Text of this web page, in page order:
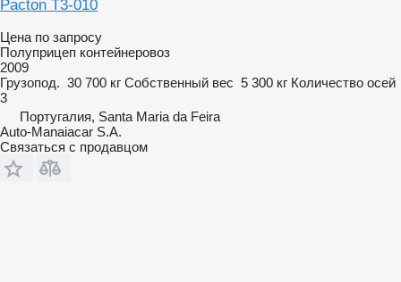
Pacton T3-010
Цена по запросу
Полуприцеп контейнеровоз
2009
Грузопод. 30 700 кг Собственный вес 5 300 кг Количество осей
3
Португалия, Santa Maria da Feira
Auto-Manaiacar S.A.
Связаться с продавцом